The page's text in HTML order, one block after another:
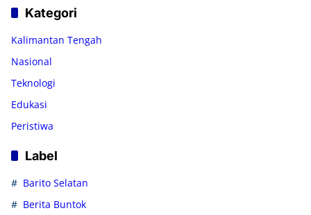
Kategori
Kalimantan Tengah
Nasional
Teknologi
Edukasi
Peristiwa
Label
Barito Selatan
Berita Buntok